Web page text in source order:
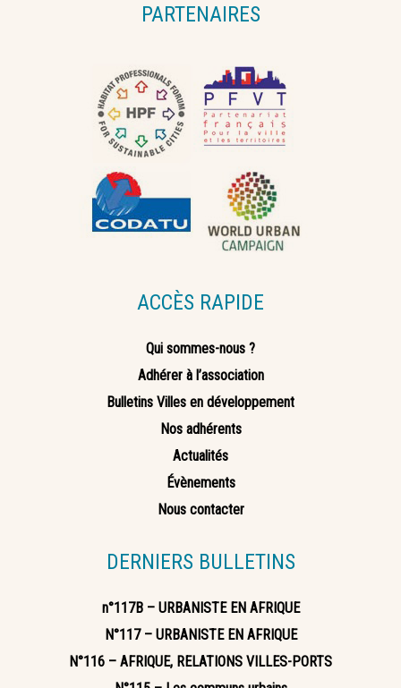
PARTENAIRES
ACCÈS RAPIDE
Qui sommes-nous ?
Adhérer à l’association
Bulletins Villes en développement
Nos adhérents
Actualités
Évènements
Nous contacter
DERNIERS BULLETINS
n°117B – URBANISTE EN AFRIQUE
N°117 – URBANISTE EN AFRIQUE
N°116 – AFRIQUE, RELATIONS VILLES-PORTS